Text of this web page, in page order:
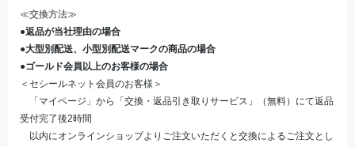
≪交換方法≫
●返品が当社理由の場合
●大型別配送、小型別配送マークの商品の場合
●ゴールド会員以上のお客様の場合
＜セシールネット会員のお客様＞
「マイページ」から「交換・返品引き取りサービス」（無料）にて返品
受付完了後2時間
以内にオンラインショップよりご注文いただくと交換によるご注文とし